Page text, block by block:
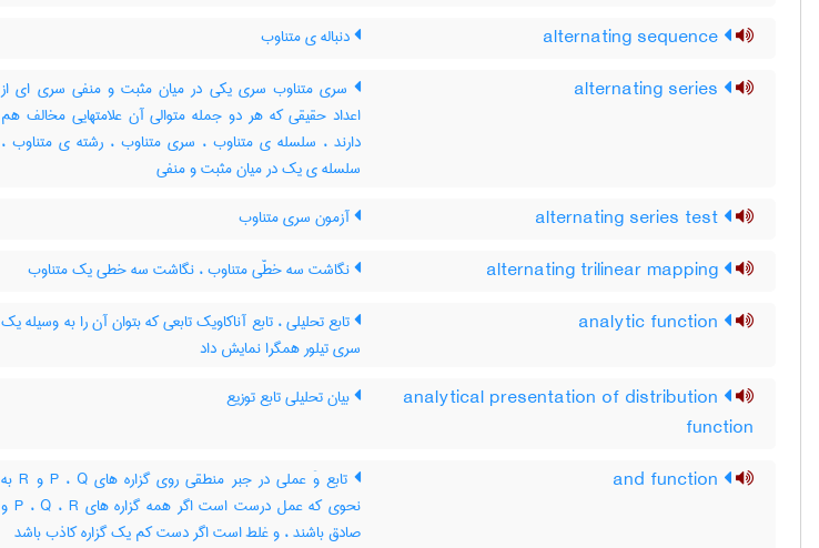
دنباله ی متناوب
سری متناوب سری یکی در میان مثبت و منفی سری ای از
اعداد حقیقی که هر دو جمله متوالی آن علامتهایی مخالف هم
دارند ، سلسله ی متناوب ، سری متناوب ، رشته ی متناوب ،
سلسله ی یک در میان مثبت و منفی
آزمون سری متناوب
نگاشت سه خطّی متناوب ، نگاشت سه خطی یک متناوب
تابع تحلیلی ، تابع آناکاویک تابعی که بتوان آن را به وسیله یک
سری تیلور همگرا نمایش داد
analytical presentation of distribution
function
بیان تحلیلی تابع توزیع
تابع وَ عملی در جبر منطقی روی گزاره های P ، Q و R به
نحوی که عمل درست است اگر همه گزاره های P ، Q ، R و
صادق باشند ، و غلط است اگر دست کم یک گزاره کاذب باشد